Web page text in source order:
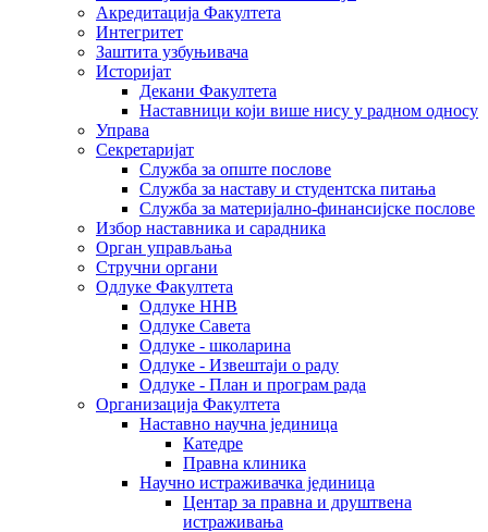
Акредитација Факултета
Интегритет
Заштита узбуњивача
Историјат
Декани Факултета
Наставници који више нису у радном односу
Управа
Секретаријат
Служба за опште послове
Служба за наставу и студентска питања
Служба за материјално-финансијске послове
Избор наставника и сарадника
Oрган управљања
Стручни органи
Одлуке Факултета
Одлуке ННВ
Одлуке Савета
Одлуке - школарина
Одлуке - Извештаји о раду
Одлуке - План и програм рада
Организација Факултета
Наставно научна јединица
Катедре
Правна клиника
Научно истраживачка јединица
Центар за правна и друштвена
истраживања